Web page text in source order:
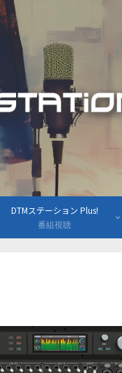
DTMステーション Plus!
番組視聴